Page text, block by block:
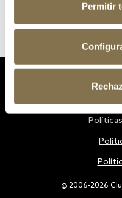
Permitir
@ 2006-2026